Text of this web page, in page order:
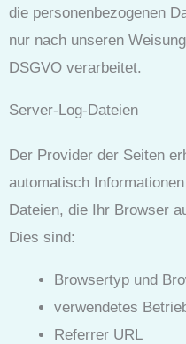
die personenbezogenen
nur nach unseren
DSGVO verarbeitet.
Server-Log-Dateien
Der Provider der Seiten
automatisch
Dateien, die Ihr Browser
Dies sind:
Browsertyp und
verwendetes
Referrer URL